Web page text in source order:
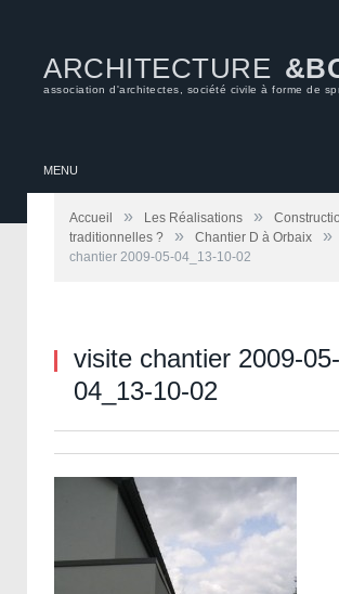
ARCHITECTURE
association d'architectes, société civile à forme de
MENU
Accueil » Les Réalisations »
traditionnelles ?
» Chantier D à Orbaix »
chantier 2009-05-04_13-10-02
visite chantier 2009-05-
04_13-10-02